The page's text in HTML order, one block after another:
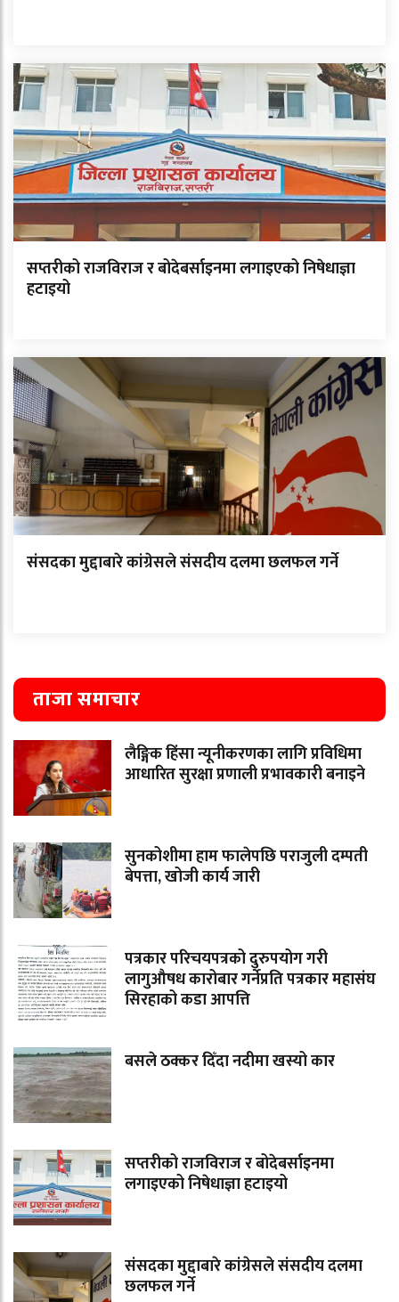
सप्तरीको राजविराज र बोदेबर्साइनमा लगाइएको निषेधाज्ञा
हटाइयो
संसदका मुद्दाबारे कांग्रेसले संसदीय दलमा छलफल गर्ने
ताजा समाचार
लैङ्गिक हिंसा न्यूनीकरणका लागि प्रविधिमा
आधारित सुरक्षा प्रणाली प्रभावकारी बनाइने
सुनकोशीमा हाम फालेपछि पराजुली दम्पती
बेपत्ता, खोजी कार्य जारी
पत्रकार परिचयपत्रको दुरुपयोग गरी
लागुऔषध कारोबार गर्नेप्रति पत्रकार महासंघ
सिरहाको कडा आपत्ति
बसले ठक्कर दिँदा नदीमा खस्यो कार
सप्तरीको राजविराज र बोदेबर्साइनमा
लगाइएको निषेधाज्ञा हटाइयो
संसदका मुद्दाबारे कांग्रेसले संसदीय दलमा
छलफल गर्ने